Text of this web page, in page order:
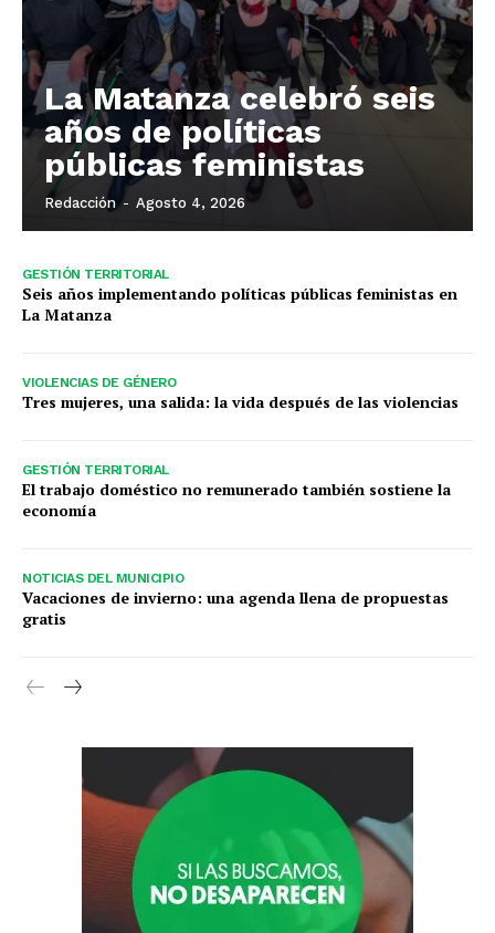
La Matanza celebró seis
años de políticas
públicas feministas
Redacción - Agosto 4, 2026
GESTIÓN TERRITORIAL
Seis años implementando políticas públicas feministas en
La Matanza
VIOLENCIAS DE GÉNERO
Tres mujeres, una salida: la vida después de las violencias
GESTIÓN TERRITORIAL
El trabajo doméstico no remunerado también sostiene la
economía
NOTICIAS DEL MUNICIPIO
Vacaciones de invierno: una agenda llena de propuestas
gratis